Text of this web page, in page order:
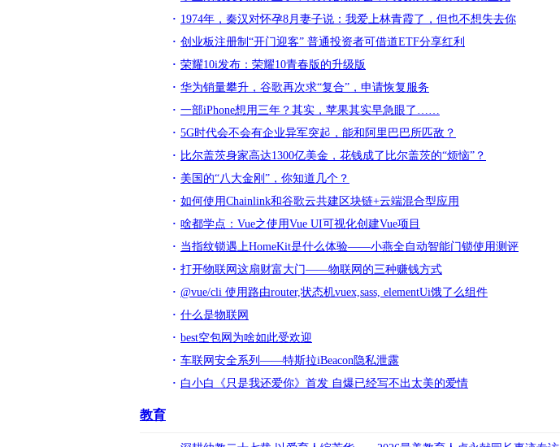
1974年，秦汉对怀孕8月妻子说：我爱上林青霞了，但也不想失去你
创业板注册制“开门迎客” 普通投资者可借道ETF分享红利
荣耀10i发布：荣耀10青春版的升级版
华为销量攀升，谷歌再次求“复合”，申请恢复服务
一部iPhone想用三年？其实，苹果其实早急眼了……
5G时代会不会有企业异军突起，能和阿里巴巴所匹敌？
比尔盖茨身家高达1300亿美金，花钱成了比尔盖茨的“烦恼”？
美国的“八大金刚”，你知道几个？
如何使用Chainlink和谷歌云共建区块链+云端混合型应用
啥都学点：Vue之使用Vue UI可视化创建Vue项目
当指纹锁遇上HomeKit是什么体验——小燕全自动智能门锁使用测评
打开物联网这扇财富大门——物联网的三种赚钱方式
@vue/cli 使用路由router,状态机vuex,sass, elementUi饿了么组件
什么是物联网
best空包网为啥如此受欢迎
车联网安全系列——特斯拉iBeacon隐私泄露
白小白《只是我还爱你》首发 自爆已经写不出太美的爱情
教育